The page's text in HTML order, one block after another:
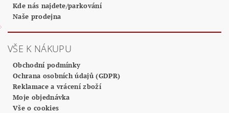
Kde nás najdete/parkování
Naše prodejna
VŠE K NÁKUPU
Obchodní podmínky
Ochrana osobních údajů (GDPR)
Reklamace a vrácení zboží
Moje objednávka
Vše o cookies